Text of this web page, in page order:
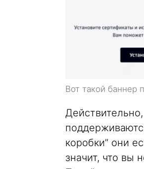
Вот такой баннер
коробки” они
значит, что вы